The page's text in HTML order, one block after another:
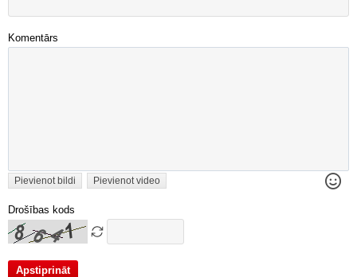
Komentārs
Pievienot bildi Pievienot video
Drošības kods